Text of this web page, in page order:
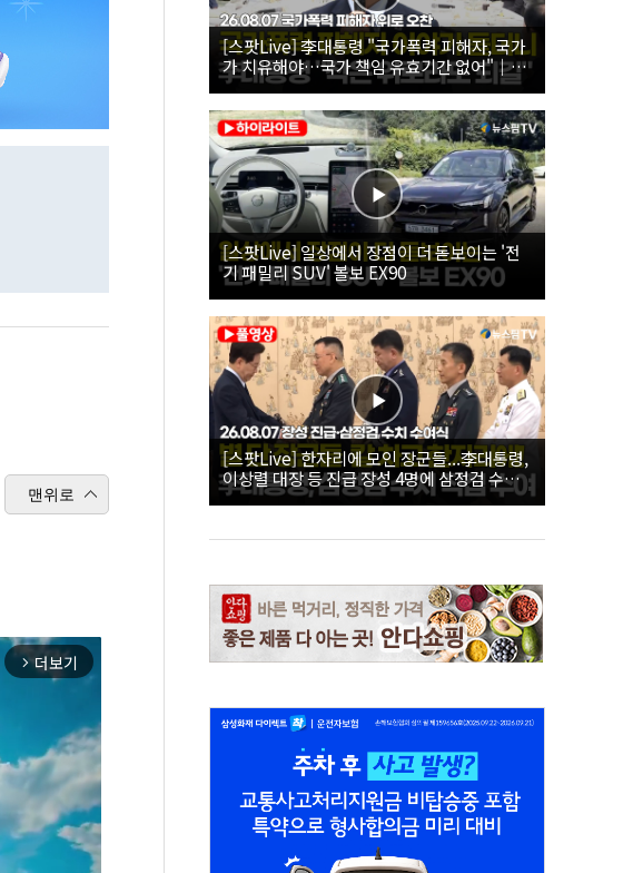
맨위로
arrow_forward_ios 더보기
[스팟Live] 李대통령 "국가폭력 피해자, 국가
가 치유해야…국가 책임 유효기간 없어"｜
26.08.07 국가폭력 피해자 위로 오찬
[스팟Live] 일상에서 장점이 더 돋보이는 '전
기 패밀리 SUV' 볼보 EX90
[스팟Live] 한자리에 모인 장군들...李대통령,
이상렬 대장 등 진급 장성 4명에 삼정검 수치
직접 수여｜26.08.07 장성 진급·삼정검 수치